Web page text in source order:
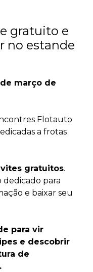
gratuito e
no estande
de março de
Flotauto
a frotas
gratuitos.
para
e baixar seu
para vir
e descobrir
de